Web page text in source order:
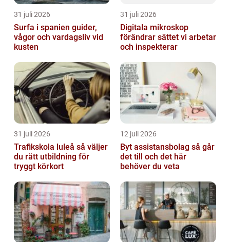
31 juli 2026
Surfa i spanien guider,
vågor och vardagsliv vid
kusten
31 juli 2026
Digitala mikroskop
förändrar sättet vi arbetar
och inspekterar
31 juli 2026
Trafikskola luleå så väljer
du rätt utbildning för
tryggt körkort
12 juli 2026
Byt assistansbolag så går
det till och det här
behöver du veta